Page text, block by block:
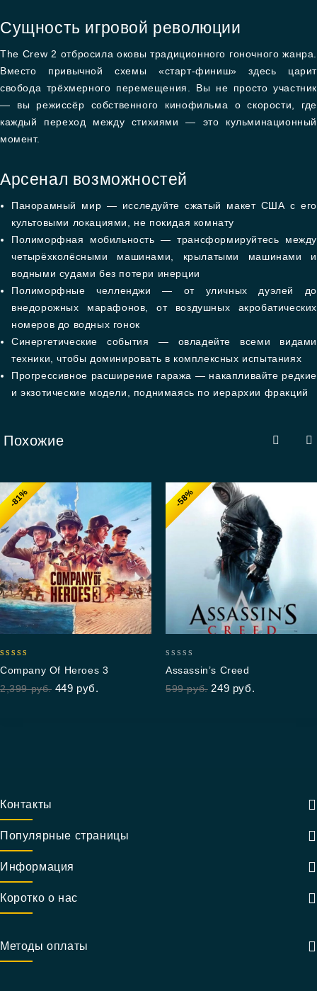
Сущность игровой революции
The Crew 2 отбросила оковы традиционного гоночного жанра.
Вместо привычной схемы «старт-финиш» здесь царит
свобода трёхмерного перемещения. Вы не просто участник
— вы режиссёр собственного кинофильма о скорости, где
каждый переход между стихиями — это кульминационный
момент.
Арсенал возможностей
Панорамный мир — исследуйте сжатый макет США с его
культовыми локациями, не покидая комнату
Полиморфная мобильность — трансформируйтесь между
четырёхколёсными машинами, крылатыми машинами и
водными судами без потери инерции
Полиморфные челленджи — от уличных дуэлей до
внедорожных марафонов, от воздушных акробатических
номеров до водных гонок
Синергетические события — овладейте всеми видами
техники, чтобы доминировать в комплексных испытаниях
Прогрессивное расширение гаража — накапливайте редкие
и экзотические модели, поднимаясь по иерархии фракций
Похожие
-81%
out of 5
Company Of Heroes 3
2,399руб. 449 руб.
-58%
out
of
Assassin’s Creed
599руб. 249 руб.
Контакты
Популярные страницы
Информация
Коротко о нас
Методы оплаты